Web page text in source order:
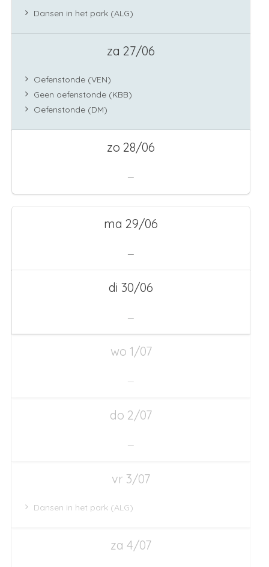
Dansen in het park (ALG)
za 27/06
Oefenstonde (VEN)
Geen oefenstonde (KBB)
Oefenstonde (DM)
zo 28/06
—
ma 29/06
—
di 30/06
—
wo 1/07
—
do 2/07
—
vr 3/07
Dansen in het park (ALG)
za 4/07